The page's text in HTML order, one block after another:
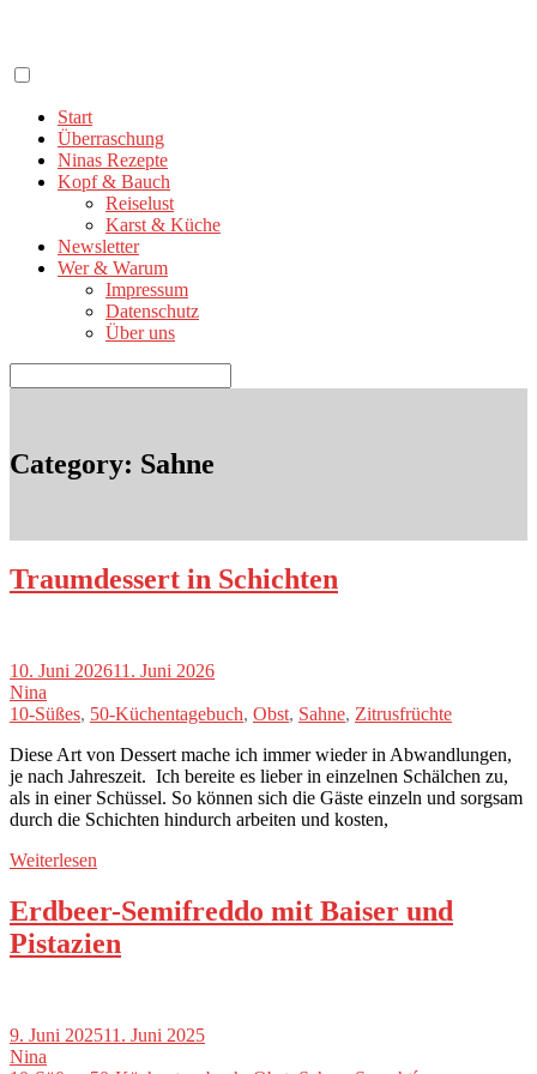
springen
Start
Überraschung
Ninas Rezepte
Kopf & Bauch
Reiselust
Karst & Küche
Newsletter
Wer & Warum
Impressum
Datenschutz
Über uns
nach:
Category: Sahne
Traumdessert in Schichten
10. Juni 202611. Juni 2026
Nina
10-Süßes, 50-Küchentagebuch, Obst, Sahne, Zitrusfrüchte
Diese Art von Dessert mache ich immer wieder in Abwandlungen,
je nach Jahreszeit. Ich bereite es lieber in einzelnen Schälchen zu,
als in einer Schüssel. So können sich die Gäste einzeln und sorgsam
durch die Schichten hindurch arbeiten und kosten,
Weiterlesen
Erdbeer-Semifreddo mit Baiser und
Pistazien
9. Juni 202511. Juni 2025
Nina